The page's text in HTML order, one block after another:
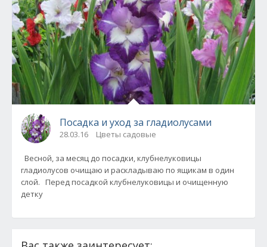
Посадка и уход за гладиолусами
28.03.16 Цветы садовые
Весной, за месяц до посадки, клубнелуковицы
гладиолусов очищаю и раскладываю по ящикам в один
слой. Перед посадкой клубнелуковицы и очищенную
детку